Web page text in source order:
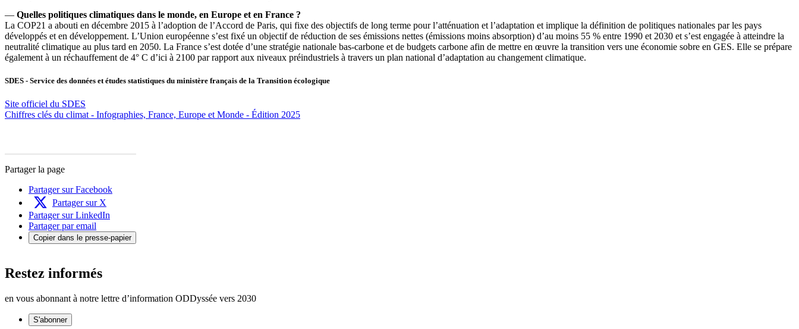
— Quelles politiques climatiques dans le monde, en Europe et en France ?
La COP21 a abouti en décembre 2015 à l’adoption de l’Accord de Paris, qui fixe des objectifs de long terme pour l’atténuation et l’adaptation et implique la définition de politiques nationales par les pays
développés et en développement. L’Union européenne s’est fixé un objectif de réduction de ses émissions nettes (émissions moins absorption) d’au moins 55 % entre 1990 et 2030 et s’est engagée à atteindre la
neutralité climatique au plus tard en 2050. La France s’est dotée d’une stratégie nationale bas-carbone et de budgets carbone afin de mettre en œuvre la transition vers une économie sobre en GES. Elle se prépare
également à un réchauffement de 4° C d’ici à 2100 par rapport aux niveaux préindustriels à travers un plan national d’adaptation au changement climatique.
SDES - Service des données et études statistiques du ministère français de la Transition écologique
Site officiel du SDES
Chiffres clés du climat - Infographies, France, Europe et Monde - Édition 2025
Partager la page
Partager sur Facebook
Partager sur X
Partager sur LinkedIn
Partager par email
Copier dans le presse-papier
Restez informés
en vous abonnant à notre lettre d’information ODDyssée vers 2030
S'abonner